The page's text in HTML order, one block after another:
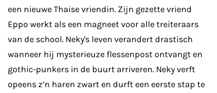
een nieuwe Thaise vriendin. Zijn gezette vriend
Eppo werkt als een magneet voor alle treiteraars
van de school. Neky's leven verandert drastisch
wanneer hij mysterieuze flessenpost ontvangt en
gothic-punkers in de buurt arriveren. Neky verft
opeens z’n haren zwart en durft een eerste stap te